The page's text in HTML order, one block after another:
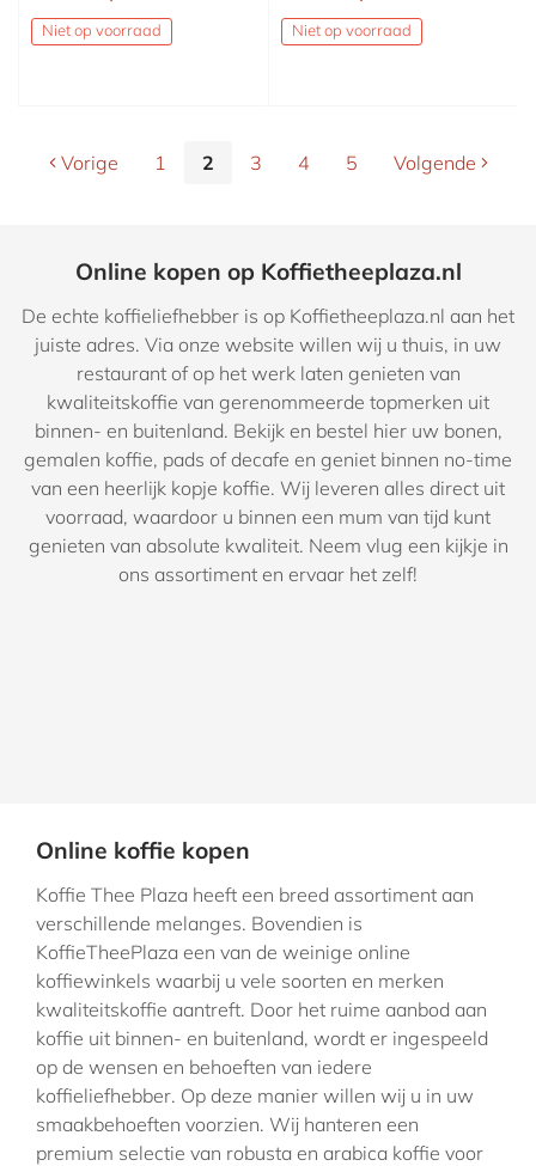
Niet op voorraad Niet op voorraad
Vorige 1 2 3 4 5 Volgende
Online kopen op Koffietheeplaza.nl
De echte koffieliefhebber is op Koffietheeplaza.nl aan het
juiste adres. Via onze website willen wij u thuis, in uw
restaurant of op het werk laten genieten van
kwaliteitskoffie van gerenommeerde topmerken uit
binnen- en buitenland. Bekijk en bestel hier uw bonen,
gemalen koffie, pads of decafe en geniet binnen no-time
van een heerlijk kopje koffie. Wij leveren alles direct uit
voorraad, waardoor u binnen een mum van tijd kunt
genieten van absolute kwaliteit. Neem vlug een kijkje in
ons assortiment en ervaar het zelf!
Online koffie kopen
Koffie Thee Plaza heeft een breed assortiment aan
verschillende melanges. Bovendien is
KoffieTheePlaza een van de weinige online
koffiewinkels waarbij u vele soorten en merken
kwaliteitskoffie aantreft. Door het ruime aanbod aan
koffie uit binnen- en buitenland, wordt er ingespeeld
op de wensen en behoeften van iedere
koffieliefhebber. Op deze manier willen wij u in uw
smaakbehoeften voorzien. Wij hanteren een
premium selectie van robusta en arabica koffie voor